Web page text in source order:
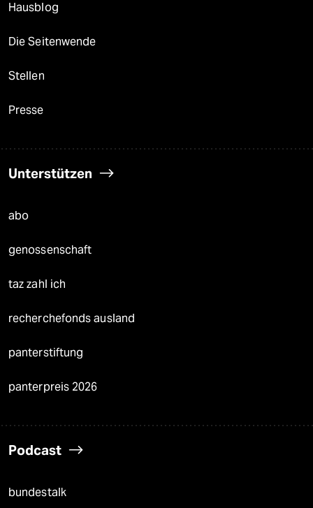
Hausblog
Die Seitenwende
Stellen
Presse
Unterstützen
abo
genossenschaft
taz zahl ich
recherchefonds ausland
panterstiftung
panterpreis 2026
Podcast
bundestalk